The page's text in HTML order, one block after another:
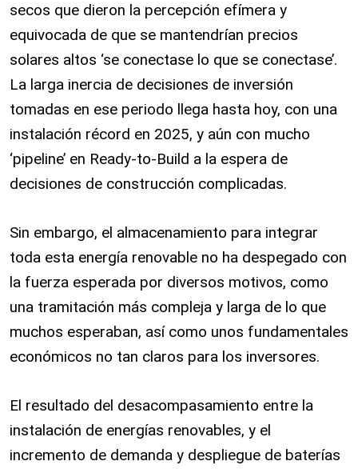
secos que dieron la percepción efímera y
equivocada de que se mantendrían precios
solares altos ‘se conectase lo que se conectase’.
La larga inercia de decisiones de inversión
tomadas en ese periodo llega hasta hoy, con una
instalación récord en 2025, y aún con mucho
‘pipeline’ en Ready-to-Build a la espera de
decisiones de construcción complicadas.
Sin embargo, el almacenamiento para integrar
toda esta energía renovable no ha despegado con
la fuerza esperada por diversos motivos, como
una tramitación más compleja y larga de lo que
muchos esperaban, así como unos fundamentales
económicos no tan claros para los inversores.
El resultado del desacompasamiento entre la
instalación de energías renovables, y el
incremento de demanda y despliegue de baterías